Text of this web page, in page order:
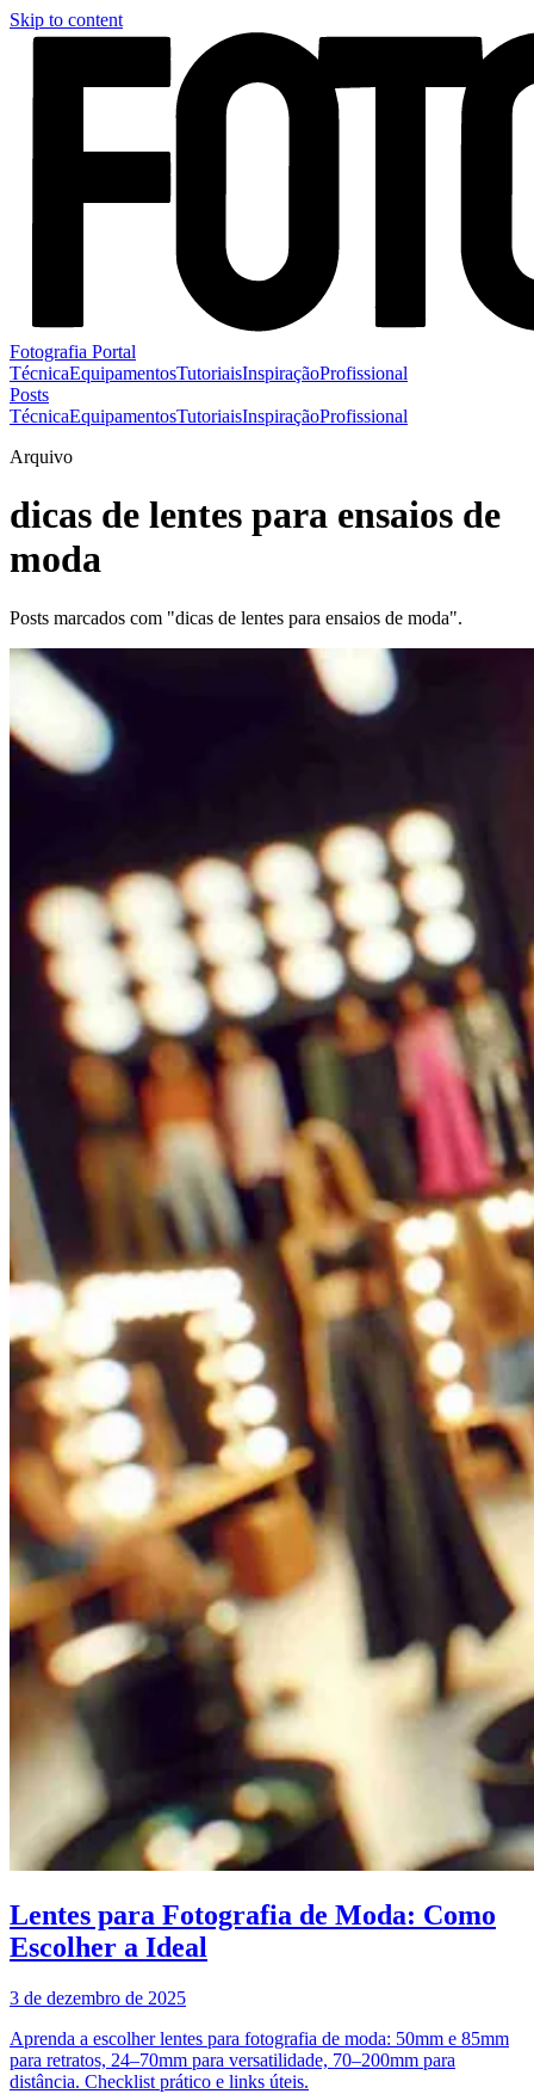
Skip to content
Fotografia Portal
TécnicaEquipamentosTutoriaisInspiraçãoProfissional
Posts
TécnicaEquipamentosTutoriaisInspiraçãoProfissional
Arquivo
dicas de lentes para ensaios de
moda
Posts marcados com "dicas de lentes para ensaios de moda".
Lentes para Fotografia de Moda: Como
Escolher a Ideal
3 de dezembro de 2025
Aprenda a escolher lentes para fotografia de moda: 50mm e 85mm
para retratos, 24–70mm para versatilidade, 70–200mm para
distância. Checklist prático e links úteis.